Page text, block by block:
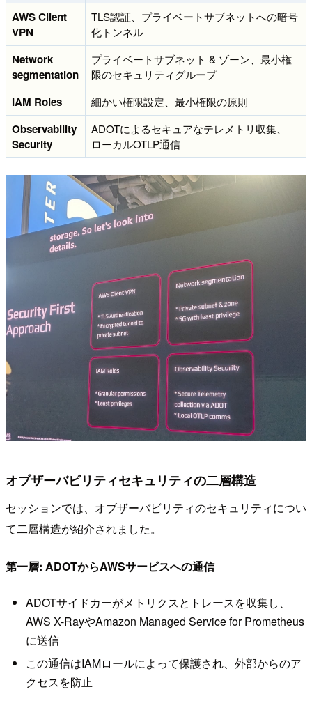
AWS Client
VPN
TLS認証、プライベートサブネットへの暗号
化トンネル
Network
segmentation
プライベートサブネット & ゾーン、最小権
限のセキュリティグループ
IAM Roles 細かい権限設定、最小権限の原則
Observability
Security
ADOTによるセキュアなテレメトリ収集、
ローカルOTLP通信
オブザーバビリティセキュリティの二層構造
セッションでは、オブザーバビリティのセキュリティについ
て二層構造が紹介されました。
第一層: ADOTからAWSサービスへの通信
ADOTサイドカーがメトリクスとトレースを収集し、
AWS X-RayやAmazon Managed Service for Prometheus
に送信
この通信はIAMロールによって保護され、外部からのア
クセスを防止